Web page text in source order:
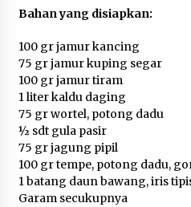
5 Agustus
Respons
Kota
Roboh
Bantuan
Wali Kota
Berikan
Bahan yang disiapkan:
100 gr jamur kancing
75 gr jamur kuping segar
100 gr jamur tiram
1 liter kaldu daging
75 gr wortel, potong dadu
½ sdt gula pasir
75 gr jagung pipil
100 gr tempe, potong dadu,
1 batang daun bawang, iris
Garam secukupnya